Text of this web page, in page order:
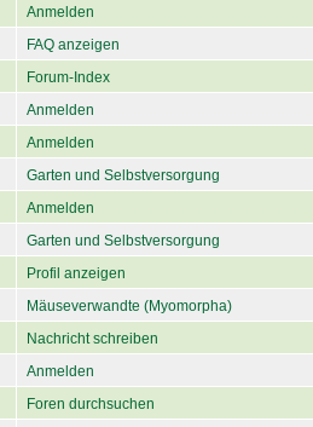
Anmelden
FAQ anzeigen
Forum-Index
Anmelden
Anmelden
Garten und Selbstversorgung
Anmelden
Garten und Selbstversorgung
Profil anzeigen
Mäuseverwandte (Myomorpha)
Nachricht schreiben
Anmelden
Foren durchsuchen